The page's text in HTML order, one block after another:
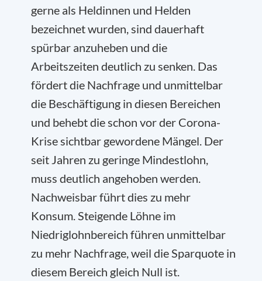
gerne als Heldinnen und Helden
bezeichnet wurden, sind dauerhaft
spürbar anzuheben und die
Arbeitszeiten deutlich zu senken. Das
fördert die Nachfrage und unmittelbar
die Beschäftigung in diesen Bereichen
und behebt die schon vor der Corona-
Krise sichtbar gewordene Mängel. Der
seit Jahren zu geringe Mindestlohn,
muss deutlich angehoben werden.
Nachweisbar führt dies zu mehr
Konsum. Steigende Löhne im
Niedriglohnbereich führen unmittelbar
zu mehr Nachfrage, weil die Sparquote in
diesem Bereich gleich Null ist.